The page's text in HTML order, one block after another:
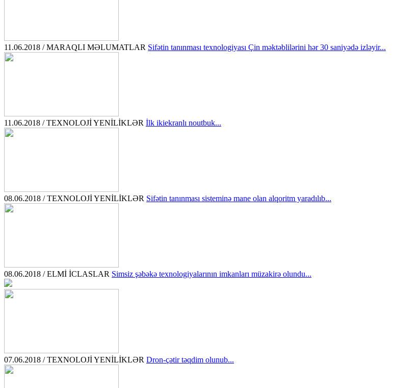
11.06.2018 / MARAQLI MƏLUMATLAR Sifətin tanınması texnologiyası Çin məktəblilərini hər 30 saniyədə izləyir...
11.06.2018 / TEXNOLOJİ YENİLİKLƏR İlk ikiekranlı noutbuk...
08.06.2018 / TEXNOLOJİ YENİLİKLƏR Sifətin tanınması sisteminə mane olan alqoritm yaradılıb...
08.06.2018 / ELMİ İCLASLAR Simsiz şəbəkə texnologiyalarının imkanları müzakirə olundu...
07.06.2018 / TEXNOLOJİ YENİLİKLƏR Dron-çətir təqdim olunub...